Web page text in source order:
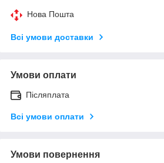
Нова Пошта
Всі умови доставки
Умови оплати
Післяплата
Всі умови оплати
Умови повернення